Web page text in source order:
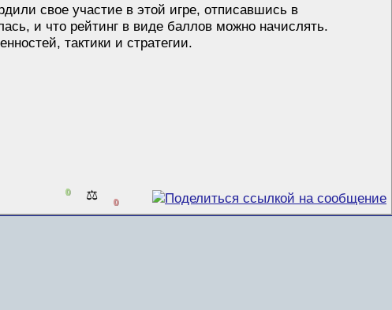
свое участие в этой игре, отписавшись в
и что рейтинг в виде баллов можно начислять.
тактики и стратегии.
0 ⚖️ 0